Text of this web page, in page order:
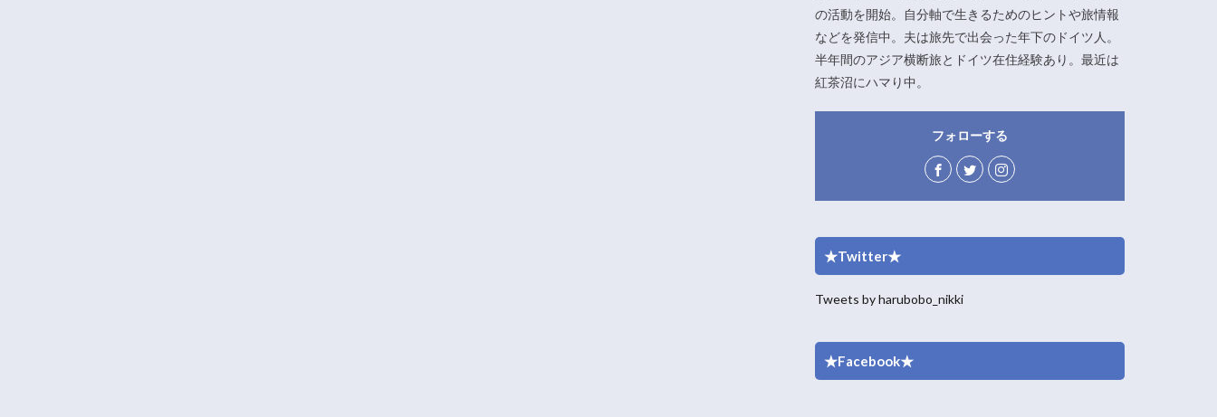
の活動を開始。自分軸で生きるためのヒントや旅情報
などを発信中。夫は旅先で出会った年下のドイツ人。
半年間のアジア横断旅とドイツ在住経験あり。最近は
紅茶沼にハマり中。
フォローする
★Twitter★
Tweets by harubobo_nikki
★Facebook★